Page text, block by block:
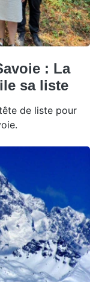
: La
sa liste
de liste pour